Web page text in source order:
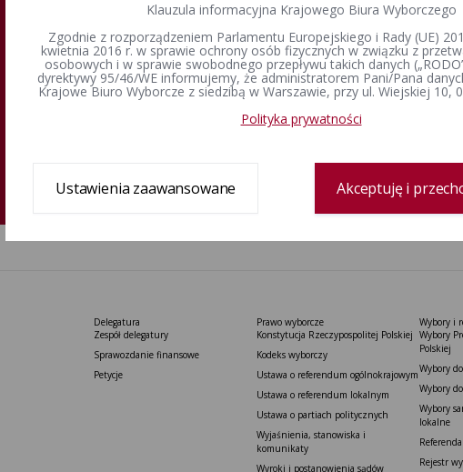
Delegatura
Zespół delegatury
Sprawozdanie finansowe
Petycje
Prawo wyborcze
Konstytucja Rzeczypospolitej Polskiej​
Kodeks wyborczy
Ustawa o referendum ogólnokrajowym
Ustawa o referendum lokalnym
Ustawa o partiach politycznych
Wyjaśnienia, stanowiska i
komunikaty
Wyroki i postanowienia sądów
Wybory i
Wybory
Polskiej
Wybory
Wybory
Wybory
lokalne
Rejestr
Klauzula informacyjna Krajowego Biura Wyborczego
Zgodnie z rozporządzeniem Parlamentu Europejskiego i Rady (UE)
kwietnia 2016 r. w sprawie ochrony osób fizycznych w związku z
osobowych i w sprawie swobodnego przepływu takich danych
dyrektywy 95/46/WE informujemy, że administratorem Pani/Pana
Krajowe Biuro Wyborcze z siedzibą w Warszawie, przy ul. Wiejskiej 10,
Polityka prywatności
Ustawienia zaawansowane Akceptuję i